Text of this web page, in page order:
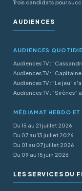
Trois candidats pour
AUDIENCES
AUDIENCES
Audiences TV :
Audiences TV :
Audiences TV : "Le jeu"
Audiences TV : "Sirènes"
MÉDIAMAT HEBDO
Du 15 au 21 juillet 2026
Du 07 au 13 juillet 2026
Du 01 au 07 juillet 2026
Du 09 au 15 juin 2026
LES SERVICES DU